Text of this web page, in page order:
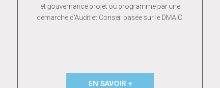
et gouvernance projet ou programme par une
démarche d'Audit et Conseil basée sur le DMAIC.
EN SAVOIR +